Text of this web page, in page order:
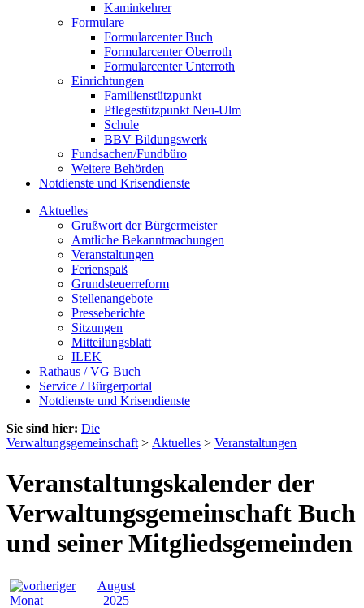
Kaminkehrer
Formulare
Formularcenter Buch
Formularcenter Oberroth
Formularcenter Unterroth
Einrichtungen
Familienstützpunkt
Pflegestützpunkt Neu-Ulm
Schule
BBV Bildungswerk
Fundsachen/Fundbüro
Weitere Behörden
Notdienste und Krisendienste
Aktuelles
Grußwort der Bürgermeister
Amtliche Bekanntmachungen
Veranstaltungen
Ferienspaß
Grundsteuerreform
Stellenangebote
Presseberichte
Sitzungen
Mitteilungsblatt
ILEK
Rathaus / VG Buch
Service / Bürgerportal
Notdienste und Krisendienste
Sie sind hier: Die
Verwaltungsgemeinschaft > Aktuelles > Veranstaltungen
Veranstaltungskalender der
Verwaltungsgemeinschaft Buch
und seiner Mitgliedsgemeinden
August
2025